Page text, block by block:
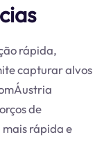
rápida,
capturar alvos
de
rápida e